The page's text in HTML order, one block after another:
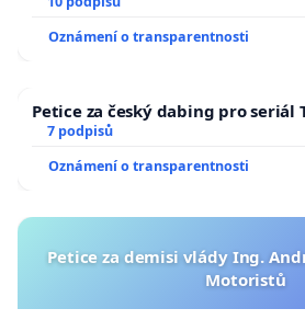
Oznámení o transparentnosti
Petice za český dabing pro seriál
7 podpisů
Oznámení o transparentnosti
Petice za demisi vlády Ing.
Motoristů